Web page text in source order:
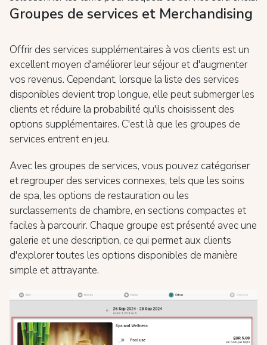
Groupes de services et Merchandising
Offrir des services supplémentaires à vos clients est un
excellent moyen d'améliorer leur séjour et d'augmenter
vos revenus. Cependant, lorsque la liste des services
disponibles devient trop longue, elle peut submerger les
clients et réduire la probabilité qu'ils choisissent des
options supplémentaires. C'est là que les groupes de
services entrent en jeu.
Avec les groupes de services, vous pouvez catégoriser
et regrouper des services connexes, tels que les soins
de spa, les options de restauration ou les
surclassements de chambre, en sections compactes et
faciles à parcourir. Chaque groupe est présenté avec une
galerie et une description, ce qui permet aux clients
d'explorer toutes les options disponibles de manière
simple et attrayante.